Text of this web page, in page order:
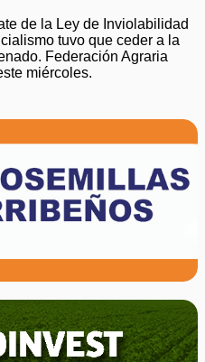
de la Ley de Inviolabilidad
tuvo que ceder a la
Federación Agraria
miércoles.